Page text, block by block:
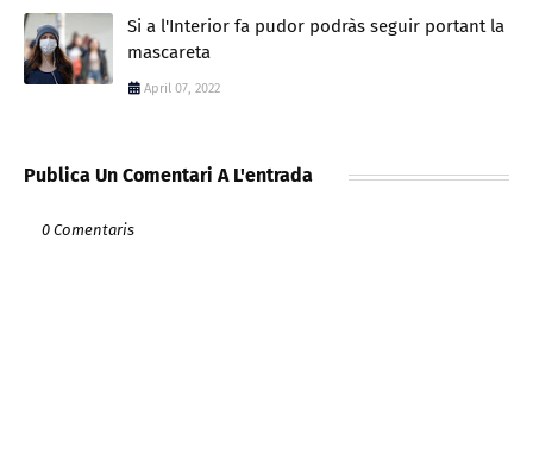
Si a l'Interior fa pudor podràs seguir portant la
mascareta
April 07, 2022
Publica Un Comentari A L'entrada
0 Comentaris